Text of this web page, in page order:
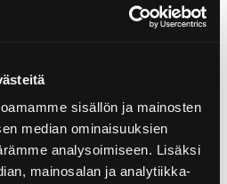
sisällön ja mainosten
median ominaisuuksien
analysoimiseen. Lisäksi
mainosalan ja analytiikka-